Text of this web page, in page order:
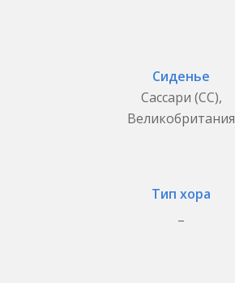
Сиденье
Сассари (СС),
Великобритания
Тип хора